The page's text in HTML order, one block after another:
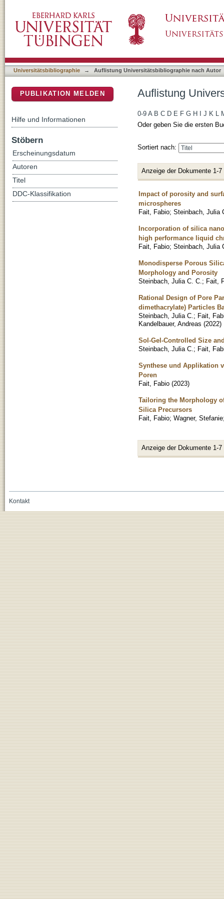
Universitätsbibliographie → Auflistung Universitätsbibliographie nach Autor
Auflistung
0-9 A B C D E F G H J K L
Oder geben Sie die ersten
Sortiert nach:
Anzeige der Dokumente 1-7
Impact of porosity and
microspheres
Fait, Fabio; Steinbach, Julia
Incorporation of silica
high performance liquid
Fait, Fabio; Steinbach, Julia
Monodisperse Porous
Morphology and Porosity
Steinbach, Julia C. C. ; Fait,
Rational Design of Pore
dimethacrylate) Particles
Steinbach, Julia C. ; Fait,
Kandelbauer, Andreas (2022)
Sol-Gel-Controlled Size
Steinbach, Julia C. ; Fait,
Synthese und Applikation
Poren
Fait, Fabio (2023)
Tailoring the Morphology
Silica Precursors
Fait, Fabio; Wagner, Stefanie
Anzeige der Dokumente 1-7
PUBLIKATION MELDEN
Hilfe und Informationen
Stöbern
Erscheinungsdatum
Autoren
Titel
DDC-Klassifikation
Kontakt